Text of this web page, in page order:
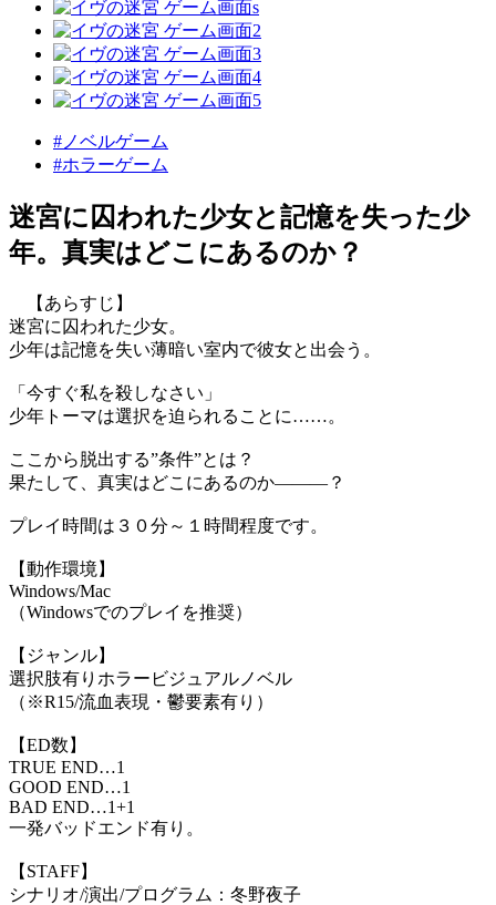
#ノベルゲーム
#ホラーゲーム
迷宮に囚われた少女と記憶を失った少
年。真実はどこにあるのか？
【あらすじ】
迷宮に囚われた少女。
少年は記憶を失い薄暗い室内で彼女と出会う。
「今すぐ私を殺しなさい」
少年トーマは選択を迫られることに……。
ここから脱出する”条件”とは？
果たして、真実はどこにあるのか―――？
プレイ時間は３０分～１時間程度です。
【動作環境】
Windows/Mac
（Windowsでのプレイを推奨）
【ジャンル】
選択肢有りホラービジュアルノベル
（※R15/流血表現・鬱要素有り）
【ED数】
TRUE END…1
GOOD END…1
BAD END…1+1
一発バッドエンド有り。
【STAFF】
シナリオ/演出/プログラム：冬野夜子